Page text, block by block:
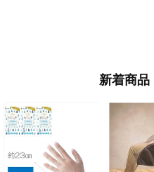
新着商品